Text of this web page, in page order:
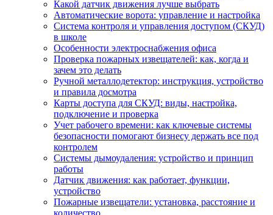
Какой датчик движения лучше выбрать
Автоматические ворота: управление и настройка
Система контроля и управления доступом (СКУД)
в школе
Особенности электроснабжения офиса
Проверка пожарных извещателей: как, когда и
зачем это делать
Ручной металлодетектор: инструкция, устройство
и правила досмотра
Карты доступа для СКУД: виды, настройка,
подключение и проверка
Учет рабочего времени: как ключевые системы
безопасности помогают бизнесу держать все под
контролем
Системы дымоудаления: устройство и принцип
работы
Датчик движения: как работает, функции,
устройство
Пожарные извещатели: установка, расстояние и
количество